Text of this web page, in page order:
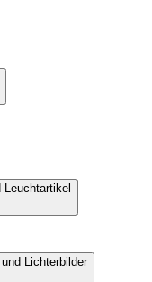
Leuchtartikel
Lichterbilder